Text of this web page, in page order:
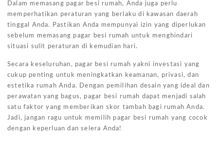
Dalam memasang pagar besi rumah, Anda juga perlu
memperhatikan peraturan yang berlaku di kawasan daerah
tinggal Anda. Pastikan Anda mempunyai izin yang diperlukan
sebelum memasang pagar besi rumah untuk menghindari
situasi sulit peraturan di kemudian hari.
Secara keseluruhan, pagar besi rumah yakni investasi yang
cukup penting untuk meningkatkan keamanan, privasi, dan
estetika rumah Anda. Dengan pemilihan desain yang ideal dan
perawatan yang bagus, pagar besi rumah dapat menjadi salah
satu faktor yang memberikan skor tambah bagi rumah Anda.
Jadi, jangan ragu untuk memilih pagar besi rumah yang cocok
dengan keperluan dan selera Anda!